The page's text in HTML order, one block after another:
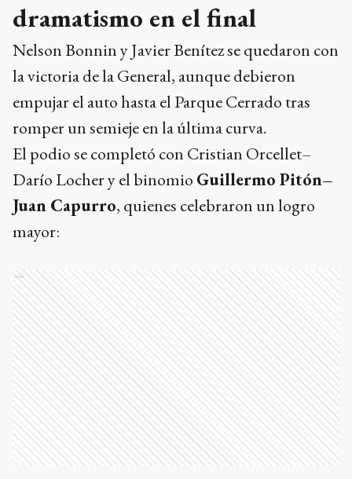
dramatismo en el final
Nelson Bonnin y Javier Benítez se quedaron con
la victoria de la General, aunque debieron
empujar el auto hasta el Parque Cerrado tras
romper un semieje en la última curva.
El podio se completó con Cristian Orcellet–
Darío Locher y el binomio Guillermo Pitón–
Juan Capurro, quienes celebraron un logro
mayor:
Ads